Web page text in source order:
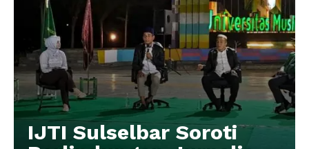
IJTI Sulselbar Soroti